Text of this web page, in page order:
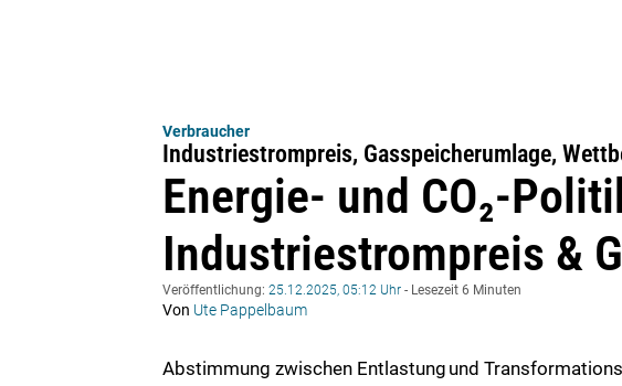
Verbraucher
Industriestrompreis, Gasspeicherumlage,
Energie‑ und
Industriestrompreis &
Veröffentlichung: 25.12.2025, 05:12 Uhr - Lesezeit 6 Minuten
Von Ute Pappelbaum
Abstimmung zwischen Entlastung und